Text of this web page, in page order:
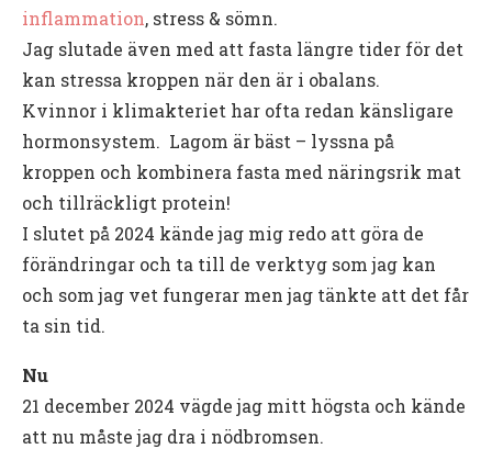
inflammation, stress & sömn.
Jag slutade även med att fasta längre tider för det
kan stressa kroppen när den är i obalans.
Kvinnor i klimakteriet har ofta redan känsligare
hormonsystem. Lagom är bäst – lyssna på
kroppen och kombinera fasta med näringsrik mat
och tillräckligt protein!
I slutet på 2024 kände jag mig redo att göra de
förändringar och ta till de verktyg som jag kan
och som jag vet fungerar men jag tänkte att det får
ta sin tid.
Nu
21 december 2024 vägde jag mitt högsta och kände
att nu måste jag dra i nödbromsen.